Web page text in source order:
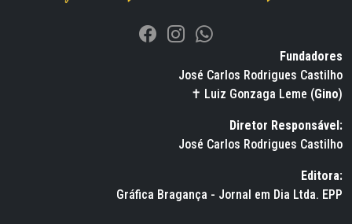
Fundadores
José Carlos Rodrigues Castilho
✝ Luiz Gonzaga Leme (Gino)
Diretor Responsável:
José Carlos Rodrigues Castilho
Editora:
Gráfica Bragança - Jornal em Dia Ltda. EPP